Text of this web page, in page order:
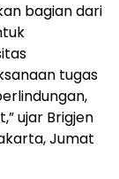
bagian dari
tugas
ujar Brigjen
Jumat